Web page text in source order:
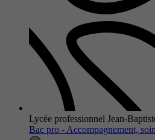
Lycée professionnel Jean-
Bac pro - Accompagnement,